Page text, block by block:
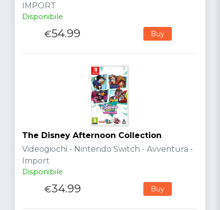
IMPORT
Disponibile
€54.99 Buy
The Disney Afternoon Collection
Videogiochi - Nintendo Switch - Avventura -
Import
Disponibile
€34.99 Buy